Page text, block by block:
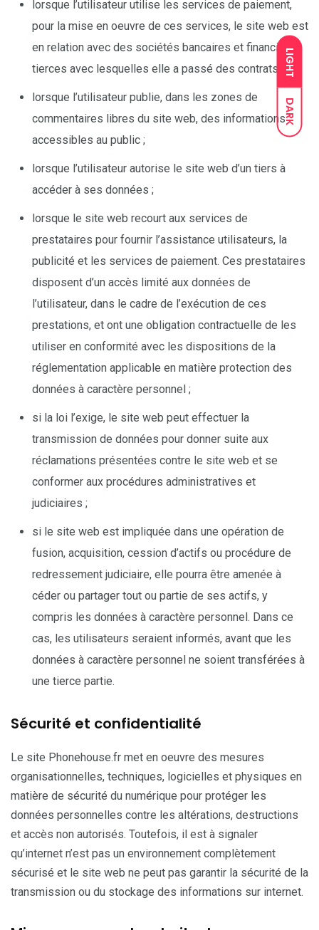
LIGHT
DARK
lorsque l’utilisateur utilise les services de paiement,
pour la mise en oeuvre de ces services, le site web est
en relation avec des sociétés bancaires et financières
tierces avec lesquelles elle a passé des contrats ;
lorsque l’utilisateur publie, dans les zones de
commentaires libres du site web, des informations
accessibles au public ;
lorsque l’utilisateur autorise le site web d’un tiers à
accéder à ses données ;
lorsque le site web recourt aux services de
prestataires pour fournir l’assistance utilisateurs, la
publicité et les services de paiement. Ces prestataires
disposent d’un accès limité aux données de
l’utilisateur, dans le cadre de l’exécution de ces
prestations, et ont une obligation contractuelle de les
utiliser en conformité avec les dispositions de la
réglementation applicable en matière protection des
données à caractère personnel ;
si la loi l’exige, le site web peut effectuer la
transmission de données pour donner suite aux
réclamations présentées contre le site web et se
conformer aux procédures administratives et
judiciaires ;
si le site web est impliquée dans une opération de
fusion, acquisition, cession d’actifs ou procédure de
redressement judiciaire, elle pourra être amenée à
céder ou partager tout ou partie de ses actifs, y
compris les données à caractère personnel. Dans ce
cas, les utilisateurs seraient informés, avant que les
données à caractère personnel ne soient transférées à
une tierce partie.
Sécurité et confidentialité
Le site Phonehouse.fr met en oeuvre des mesures
organisationnelles, techniques, logicielles et physiques en
matière de sécurité du numérique pour protéger les
données personnelles contre les altérations, destructions
et accès non autorisés. Toutefois, il est à signaler
qu’internet n’est pas un environnement complètement
sécurisé et le site web ne peut pas garantir la sécurité de la
transmission ou du stockage des informations sur internet.